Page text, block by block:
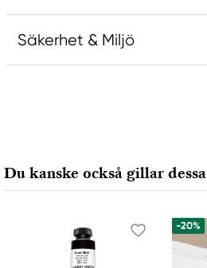
Säkerhet & Miljö
Ansvarig EU
Winsor & Newton
Colart Sweden AB
Östra Långgatan 87
Du kanske också gillar dessa
-20%